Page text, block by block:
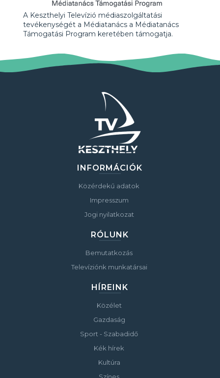
A Keszthelyi Televízió médiaszolgáltatási
tevékenységét a Médiatanács a Médiatanács
Támogatási Program keretében támogatja.
INFORMÁCIÓK
Közérdekű adatok
Impresszum
Jogi nyilatkozat
RÓLUNK
Bemutatkozás
Televíziónk munkatársai
HÍREINK
Közélet
Gazdaság
Sport - Szabadidő
Kék hírek
Kultúra